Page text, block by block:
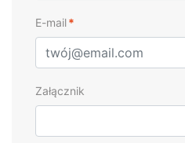
E-mail*
Załącznik